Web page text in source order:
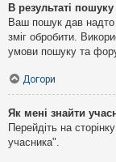
В результаті
Ваш пошук дав надто
зміг обробити.
умови пошуку та
Догори
Як мені знайти
Перейдіть на
учасника".